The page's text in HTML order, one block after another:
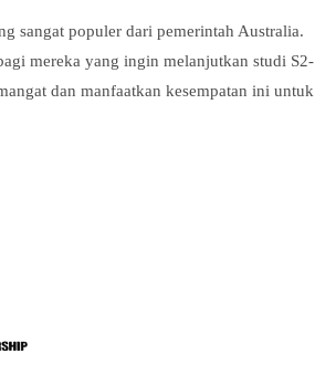
sangat populer dari pemerintah Australia.
mereka yang ingin melanjutkan studi S2-
dan manfaatkan kesempatan ini untuk